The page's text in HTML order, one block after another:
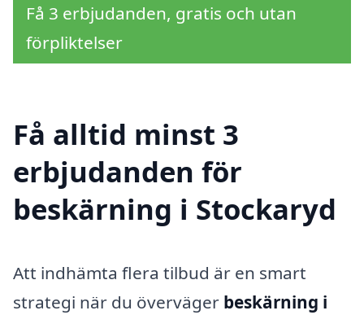
Få 3 erbjudanden, gratis och utan
förpliktelser
Få alltid minst 3
erbjudanden för
beskärning i Stockaryd
Att indhämta flera tilbud är en smart
strategi när du överväger beskärning i